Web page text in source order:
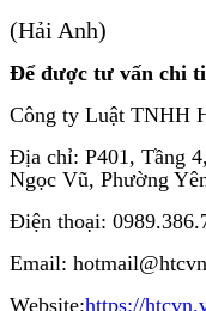
(Hải Anh)
Để được tư vấn chi
Công ty Luật TNHH
Địa chỉ: P401, Tầng
Ngọc Vũ, Phường
Điện thoại:
Email:
Website:https://